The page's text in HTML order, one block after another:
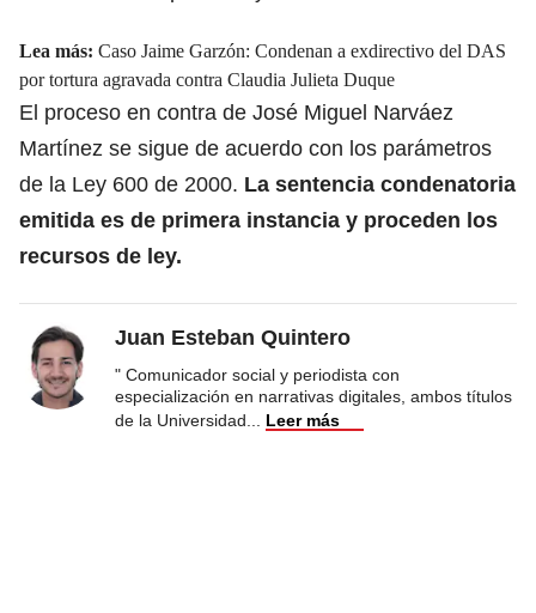
Lea más: Caso Jaime Garzón: Condenan a exdirectivo del DAS
por tortura agravada contra Claudia Julieta Duque
El proceso en contra de José Miguel Narváez
Martínez se sigue de acuerdo con los parámetros
de la Ley 600 de 2000. La sentencia condenatoria
emitida es de primera instancia y proceden los
recursos de ley.
Juan Esteban Quintero
" Comunicador social y periodista con
especialización en narrativas digitales, ambos títulos
de la Universidad
Leer más